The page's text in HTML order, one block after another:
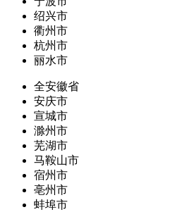
绍兴市
衢州市
杭州市
丽水市
全安徽省
安庆市
宣城市
滁州市
芜湖市
马鞍山市
宿州市
亳州市
蚌埠市